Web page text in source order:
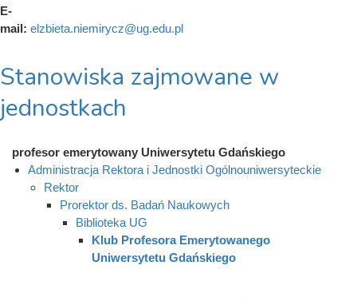
E-
mail: elzbieta.niemirycz@ug.edu.pl
Stanowiska zajmowane w
jednostkach
profesor emerytowany Uniwersytetu Gdańskiego
Administracja Rektora i Jednostki Ogólnouniwersyteckie
Rektor
Prorektor ds. Badań Naukowych
Biblioteka UG
Klub Profesora Emerytowanego
Uniwersytetu Gdańskiego